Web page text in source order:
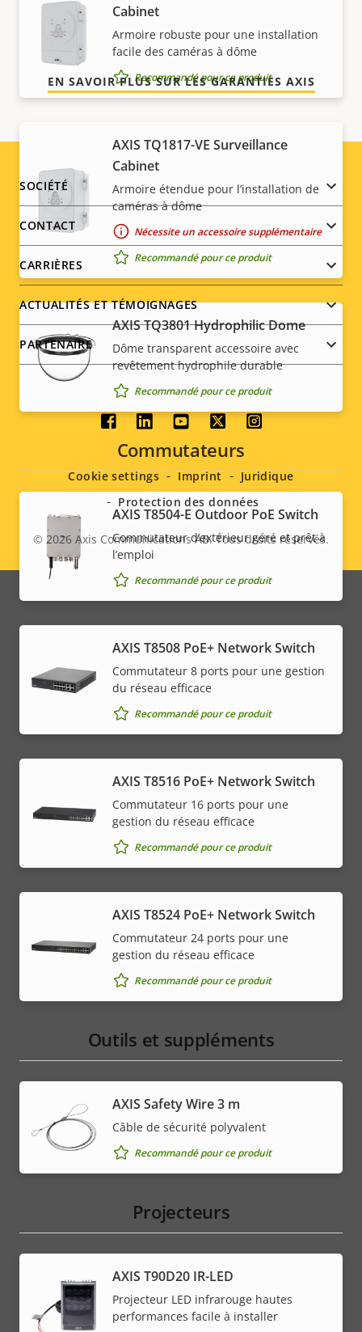
Cabinet
Armoire robuste pour une installation
facile des caméras à dôme
Recommandé pour ce produit
AXIS TQ1817-VE Surveillance
Cabinet
Armoire étendue pour l’installation de
caméras à dôme
Nécessite un accessoire supplémentaire
Recommandé pour ce produit
AXIS TQ3801 Hydrophilic Dome
Dôme transparent accessoire avec
revêtement hydrophile durable
Recommandé pour ce produit
Commutateurs
AXIS T8504-E Outdoor PoE Switch
Commutateur d’extérieur géré et prêt à
l’emploi
Recommandé pour ce produit
AXIS T8508 PoE+ Network Switch
Commutateur 8 ports pour une gestion
du réseau efficace
Recommandé pour ce produit
AXIS T8516 PoE+ Network Switch
Commutateur 16 ports pour une
gestion du réseau efficace
Recommandé pour ce produit
AXIS T8524 PoE+ Network Switch
Commutateur 24 ports pour une
gestion du réseau efficace
Recommandé pour ce produit
Outils et suppléments
AXIS Safety Wire 3 m
Câble de sécurité polyvalent
Recommandé pour ce produit
Projecteurs
AXIS T90D20 IR-LED
Projecteur LED infrarouge hautes
performances facile à installer
caractères, vous obtenez exactement ce que nous
promettons.
EN SAVOIR PLUS SUR LES GARANTIES AXIS
Footer
menu
SOCIÉTÉ
CONTACT
CARRIÈRES
ACTUALITÉS ET TÉMOIGNAGES
PARTENAIRE
Social
menu
Legal
menu
© 2026 Axis Communications AB. Tous droits réservés.
Cookie settings Imprint
Juridique
Protection des données